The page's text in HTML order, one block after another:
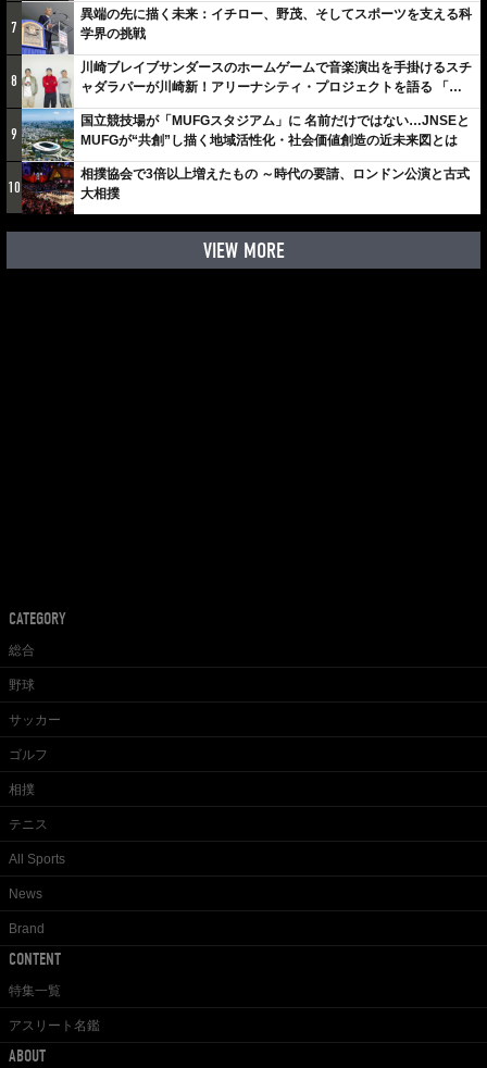
7
異端の先に描く未来：イチロー、野茂、そしてスポーツを支える科
学界の挑戦
8
川崎ブレイブサンダースのホームゲームで音楽演出を手掛けるスチ
ャダラパーが川崎新！アリーナシティ・プロジェクトを語る 「楽
しみでしかないでしょ。川崎は、ずっと成長曲線だから」
9
国立競技場が「MUFGスタジアム」に 名前だけではない…JNSEと
MUFGが“共創”し描く地域活性化・社会価値創造の近未来図とは
10
相撲協会で3倍以上増えたもの ～時代の要請、ロンドン公演と古式
大相撲
VIEW MORE
CATEGORY
総合
野球
サッカー
ゴルフ
相撲
テニス
All Sports
News
Brand
CONTENT
特集一覧
アスリート名鑑
ABOUT